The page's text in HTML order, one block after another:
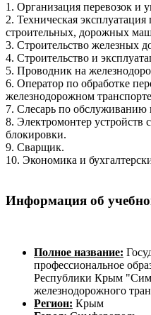
1. Организация перевозок и
2. Техническая
строительных, дорожных
3. Строительство железных
4. Строительство и
5. Проводник на
6. Оператор по обработке
железнодорожном
7. Слесарь по обслуживанию
8. Электромонтер устройств
блокировки.
9. Сварщик.
10. Экономика и
Информация об
Полное название:
профессиональное
Республики Крым
железнодорожного
Регион: Крым